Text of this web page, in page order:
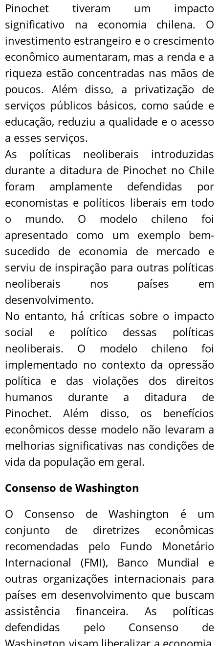
Pinochet tiveram um impacto
significativo na economia chilena. O
investimento estrangeiro e o crescimento
econômico aumentaram, mas a renda e a
riqueza estão concentradas nas mãos de
poucos. Além disso, a privatização de
serviços públicos básicos, como saúde e
educação, reduziu a qualidade e o acesso
a esses serviços.
As políticas neoliberais introduzidas
durante a ditadura de Pinochet no Chile
foram amplamente defendidas por
economistas e políticos liberais em todo
o mundo. O modelo chileno foi
apresentado como um exemplo bem-
sucedido de economia de mercado e
serviu de inspiração para outras políticas
neoliberais nos países em
desenvolvimento.
No entanto, há críticas sobre o impacto
social e político dessas políticas
neoliberais. O modelo chileno foi
implementado no contexto da opressão
política e das violações dos direitos
humanos durante a ditadura de
Pinochet. Além disso, os benefícios
econômicos desse modelo não levaram a
melhorias significativas nas condições de
vida da população em geral.
Consenso de Washington
O Consenso de Washington é um
conjunto de diretrizes econômicas
recomendadas pelo Fundo Monetário
Internacional (FMI), Banco Mundial e
outras organizações internacionais para
países em desenvolvimento que buscam
assistência financeira. As políticas
defendidas pelo Consenso de